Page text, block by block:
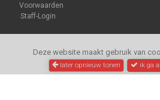
Deze website maakt gebruik van
later opnieuw tonen ik ga
Voorwaarden
Staff-Login